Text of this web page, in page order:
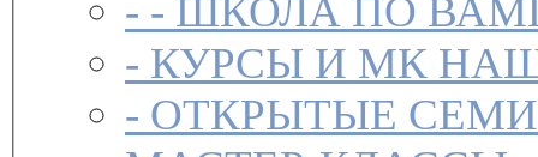
- - ШКОЛА ПО
-
- ОТКРЫТЫЕ